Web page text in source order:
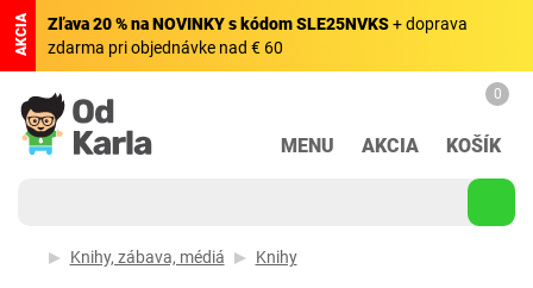
AKCIA Zľava 20 % na NOVINKY s kódom SLE25NVKS+ doprava
zdarma pri objednávke nad € 60
MENU AKCIA
0
KOŠÍK
Knihy, zábava, médiá Knihy